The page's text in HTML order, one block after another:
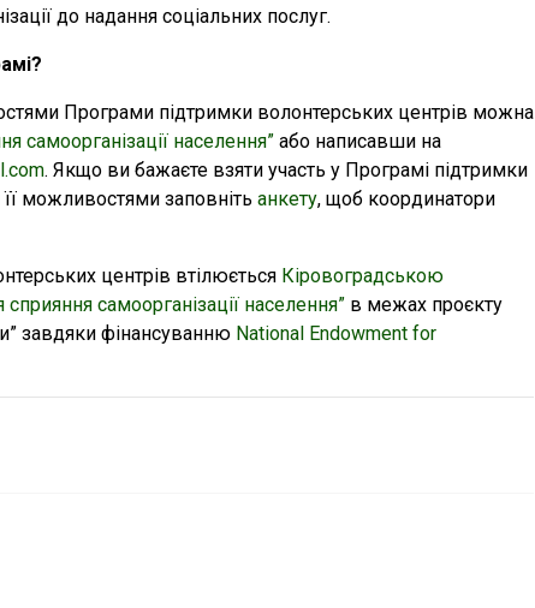
до надання соціальних послуг.
Програми підтримки волонтерських центрів можна
самоорганізації населення” або написавши на
. Якщо ви бажаєте взяти участь у Програмі підтримки
її можливостями заповніть анкету, щоб координатори
центрів втілюється Кіровоградською
самоорганізації населення” в межах проєкту
завдяки фінансуванню National Endowment for